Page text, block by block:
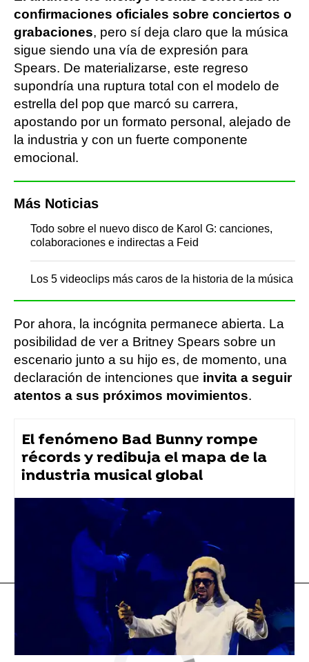
confirmaciones oficiales sobre conciertos o
grabaciones, pero sí deja claro que la música
sigue siendo una vía de expresión para
Spears. De materializarse, este regreso
supondría una ruptura total con el modelo de
estrella del pop que marcó su carrera,
apostando por un formato personal, alejado de
la industria y con un fuerte componente
emocional.
Más Noticias
Todo sobre el nuevo disco de Karol G: canciones,
colaboraciones e indirectas a Feid
Los 5 videoclips más caros de la historia de la música
Por ahora, la incógnita permanece abierta. La
posibilidad de ver a Britney Spears sobre un
escenario junto a su hijo es, de momento, una
declaración de intenciones que invita a seguir
atentos a sus próximos movimientos.
El fenómeno Bad Bunny rompe
récords y redibuja el mapa de la
industria musical global
Britney Spears
» Música